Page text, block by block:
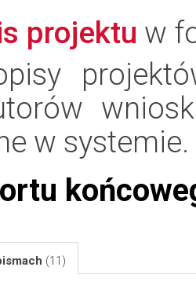
projektu w
w systemie.
(11)